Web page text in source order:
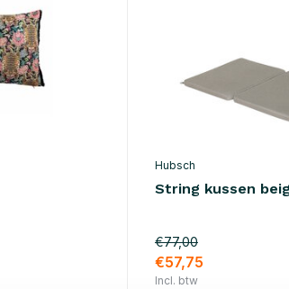
Hubsch
String kussen
€77,00
€57,75
Incl. btw